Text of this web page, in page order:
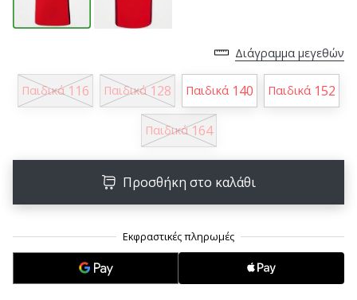
αξίζει…
25. 11. 2024
•
6 λεπτά ανάγνωσης
πρεσβευτής
χάντμπολ
μας
Είσαι
Διάγραμμα μεγεθών
Παιδικά 116 Παιδικά 128 Παιδικά 140 Παιδικά 152
Παιδικά 164
Προσθήκη στο καλάθι